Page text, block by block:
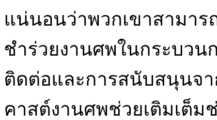
แน่นอนว่าพวกเขาสามาร
ชำร่วยงานศพในกระบวน
ติดต่อและการสนับสนุนจา
คาสต์งานศพช่วยเติมเต็ม